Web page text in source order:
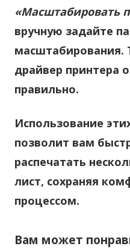
«Масштабировать
вручную задайте
масштабирования.
драйвер принтера
правильно.
Использование
позволит вам
распечатать
лист, сохраняя
процессом.
Вам может